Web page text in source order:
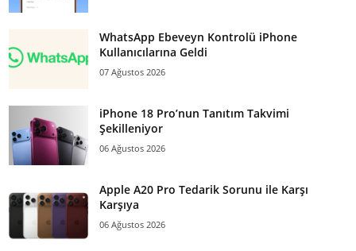
WhatsApp Ebeveyn Kontrolü iPhone
Kullanıcılarına Geldi
07 Ağustos 2026
iPhone 18 Pro’nun Tanıtım Takvimi
Şekilleniyor
06 Ağustos 2026
Apple A20 Pro Tedarik Sorunu ile Karşı
Karşıya
06 Ağustos 2026